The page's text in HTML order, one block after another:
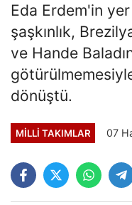
Eda Erdem'in
şaşkınlık,
ve Hande
dönüştü.
MILLI TAKIMLAR 07